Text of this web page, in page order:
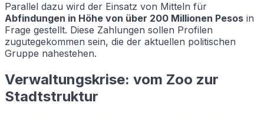
Parallel dazu wird der Einsatz von Mitteln für
Abfindungen in Höhe von über 200 Millionen Pesos in
Frage gestellt. Diese Zahlungen sollen Profilen
zugutegekommen sein, die der aktuellen politischen
Gruppe nahestehen.
Verwaltungskrise: vom Zoo zur
Stadtstruktur